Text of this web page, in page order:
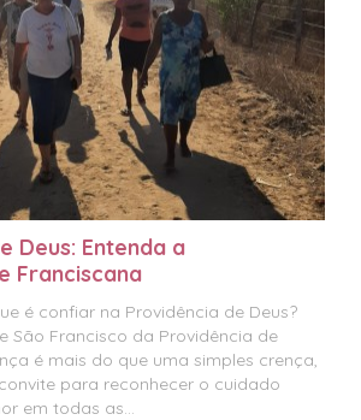
Deus: Entenda a
Franciscana
é confiar na Providência de Deus?
São Francisco da Providência de
é mais do que uma simples crença,
para reconhecer o cuidado
em todas as...